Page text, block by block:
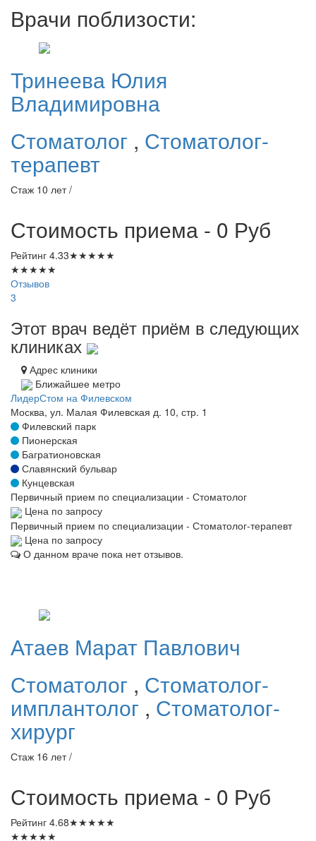
Врачи поблизости:
Тринеева Юлия
Владимировна
Стоматолог , Стоматолог-
терапевт
Стаж 10 лет /
Стоимость приема - 0 Руб
Рейтинг 4.33★★★★★
★★★★★
Отзывов
3
Этот врач ведёт приём в следующих
клиниках
Адрес клиники
Ближайшее метро
ЛидерСтом на Филевском
Москва, ул. Малая Филевская д. 10, стр. 1
Филевский парк
Пионерская
Багратионовская
Славянский бульвар
Кунцевская
Первичный прием по специализации - Стоматолог
Цена по запросу
Первичный прием по специализации - Стоматолог-терапевт
Цена по запросу
О данном враче пока нет отзывов.
Атаев Марат Павлович
Стоматолог , Стоматолог-
имплантолог , Стоматолог-
хирург
Стаж 16 лет /
Стоимость приема - 0 Руб
Рейтинг 4.68★★★★★
★★★★★